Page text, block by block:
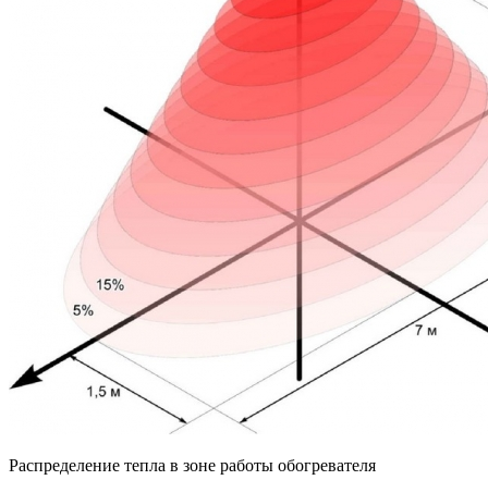
Распределение тепла в зоне работы обогревателя